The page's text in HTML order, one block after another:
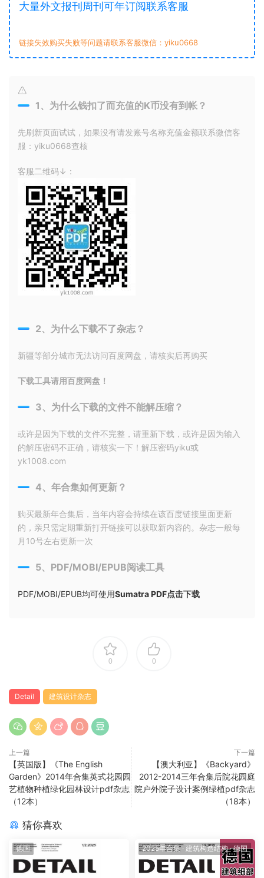
大量外文报刊周刊可年订阅联系客服
链接失效购买失败等问题请联系客服微信：yiku0668
1、为什么钱扣了而充值的K币没有到帐？
先刷新页面试试，如果没有请发账号名称充值金额联系微信客
服：yiku0668查核
客服二维码↓：
2、为什么下载不了杂志？
新疆等部分城市无法访问百度网盘，请核实后再购买
下载工具请用百度网盘！
3、为什么下载的文件不能解压缩？
或许是因为下载的文件不完整，请重新下载，或许是因为输入
的解压密码不正确，请核实一下！解压密码yiku或
yk1008.com
4、年合集如何更新？
购买最新年合集后，当年内容会持续在该百度链接里面更新
的，亲只需定期重新打开链接可以获取新内容的。杂志一般每
月10号左右更新一次
5、PDF/MOBI/EPUB阅读工具
PDF/MOBI/EPUB均可使用Sumatra PDF点击下载
0 0
Detail 建筑设计杂志
上一篇
【英国版】《The English
Garden》2014年合集英式花园园
艺植物种植绿化园林设计pdf杂志
（12本）
下一篇
【澳大利亚】《Backyard》
2012-2014三年合集后院花园庭
院户外院子设计案例绿植pdf杂志
（18本）
猜你喜欢
德国 2025年合集· 建筑构造结构·德国